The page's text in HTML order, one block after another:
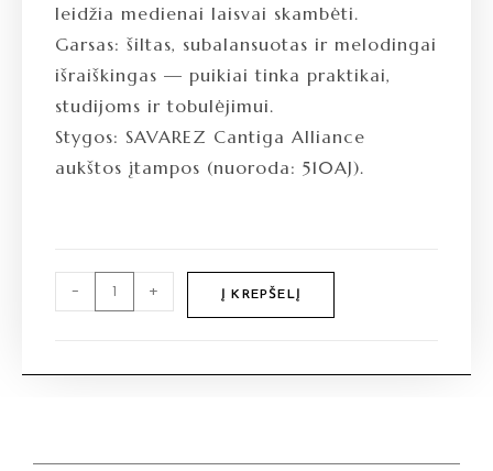
leidžia medienai laisvai skambėti.
Garsas: šiltas, subalansuotas ir melodingai
išraiškingas — puikiai tinka praktikai,
studijoms ir tobulėjimui.
Stygos: SAVAREZ Cantiga Alliance
aukštos įtampos (nuoroda: 510AJ).
- + Į KREPŠELĮ